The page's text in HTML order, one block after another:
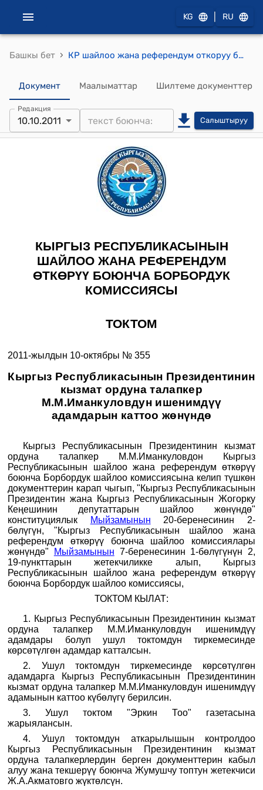
KG RU
Башкы бет › КР шайлоо жана референдум откоруу боюнча Борбордук комиссиясынын 2011-жылдын 10-октябрындагы № 355 "Кыргыз Республикасынын Президентинин кызмат ордуна талапкер М.М.Иманкуловдун ишенимдүү адамдарын каттоо жөнүндө" токтому
Документ Маалыматтар Шилтеме документтер
Редакция
10.10.2011 Салыштыруу